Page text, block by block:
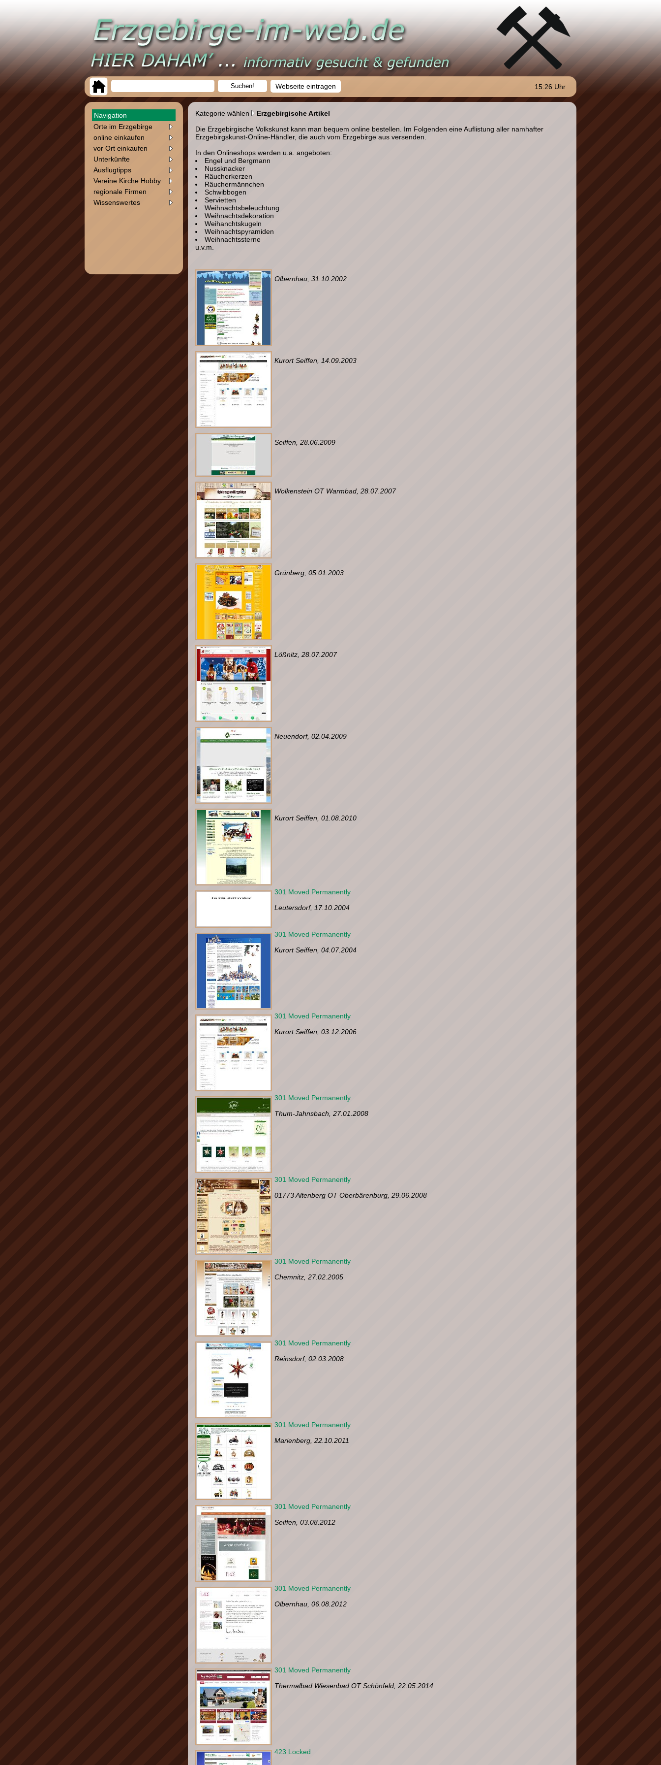
Webseite eintragen 15:26 Uhr
Navigation
Orte im Erzgebirge
online einkaufen
vor Ort einkaufen
Unterkünfte
Ausflugtipps
Vereine Kirche Hobby
regionale Firmen
Wissenswertes
Kategorie wählen
Erzgebirgische Artikel
Die Erzgebirgische Volkskunst kann man bequem online bestellen. Im Folgenden eine Auflistung aller namhafter
Erzgebirgskunst-Online-Händler, die auch vom Erzgebirge aus versenden.
In den Onlineshops werden u.a. angeboten:
Engel und Bergmann
Nussknacker
Räucherkerzen
Räuchermännchen
Schwibbogen
Servietten
Weihnachtsbeleuchtung
Weihnachtsdekoration
Weihanchtskugeln
Weihnachtspyramiden
Weihnachtssterne
u.v.m.
Olbernhau, 31.10.2002
Kurort Seiffen, 14.09.2003
Seiffen, 28.06.2009
Wolkenstein OT Warmbad, 28.07.2007
Grünberg, 05.01.2003
Lößnitz, 28.07.2007
Neuendorf, 02.04.2009
Kurort Seiffen, 01.08.2010
301 Moved Permanently
Leutersdorf, 17.10.2004
301 Moved Permanently
Kurort Seiffen, 04.07.2004
301 Moved Permanently
Kurort Seiffen, 03.12.2006
301 Moved Permanently
Thum-Jahnsbach, 27.01.2008
301 Moved Permanently
01773 Altenberg OT Oberbärenburg, 29.06.2008
301 Moved Permanently
Chemnitz, 27.02.2005
301 Moved Permanently
Reinsdorf, 02.03.2008
301 Moved Permanently
Marienberg, 22.10.2011
301 Moved Permanently
Seiffen, 03.08.2012
301 Moved Permanently
Olbernhau, 06.08.2012
301 Moved Permanently
Thermalbad Wiesenbad OT Schönfeld, 22.05.2014
423 Locked